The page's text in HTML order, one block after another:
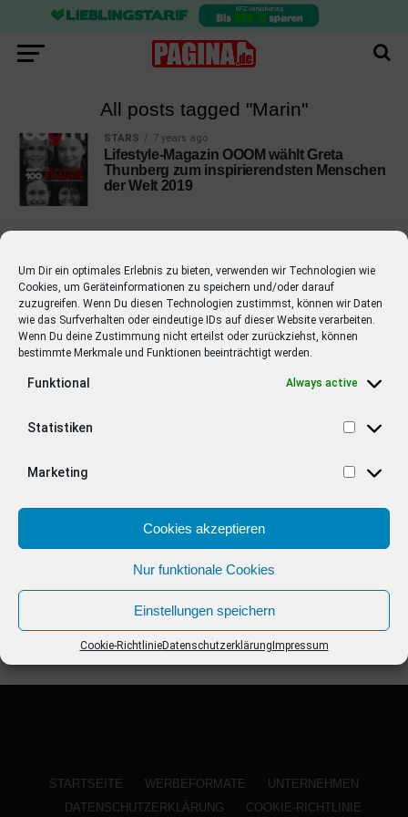
Um Dir ein optimales Erlebnis zu bieten, verwenden wir Technologien wie
Cookies, um Geräteinformationen zu speichern und/oder darauf
zuzugreifen. Wenn Du diesen Technologien zustimmst, können wir Daten
wie das Surfverhalten oder eindeutige IDs auf dieser Website verarbeiten.
Wenn Du deine Zustimmung nicht erteilst oder zurückziehst, können
bestimmte Merkmale und Funktionen beeinträchtigt werden.
Funktional Always active
Statistiken
Marketing
Cookies akzeptieren
Nur funktionale Cookies
Einstellungen speichern
Cookie-RichtlinieDatenschutzerklärung Impressum
All posts tagged "Marin"
STARS 7 years ago
Lifestyle-Magazin OOOM wählt Greta
Thunberg zum inspirierendsten Menschen
der Welt 2019
EMPFOHLEN
STARS 4 years ago
Barbara Schöneberger Moderatorin
von “Verstehen Sie Spaß?”
STARTSEITE WERBEFORMATE
UNTERNEHMEN
DATENSCHUTZERKLÄRUNG
COOKIE-RICHTLINIE